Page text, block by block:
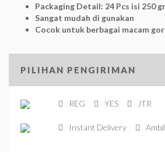
Packaging Detail: 24 Pcs isi 250 gr
Sangat mudah di gunakan
Cocok untuk berbagai macam
PILIHAN PENGIRIMAN
REG YES JTR
Instant Delivery